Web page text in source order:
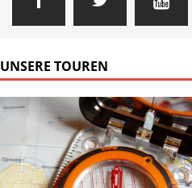
UNSERE TOUREN